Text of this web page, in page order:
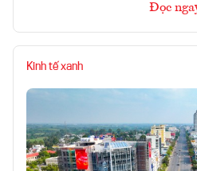
Đọc
Kinh tế xanh